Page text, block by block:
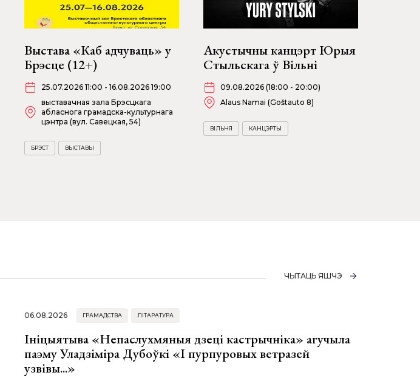
Выстава «Каб адчуваць» у
Брэсце (12+)
25.07.2026 11:00 - 16.08.2026 19:00
выставачная зала Брэсцкага
абласнога грамадска-культурнага
цэнтра (вул. Савецкая, 54)
БРЭСТ ВЫСТАВЫ
Акустычны канцэрт Юрыя
Стыльскага ў Вільні
09.08.2026 (18:00 - 20:00)
Alaus Namai (Goštauto 8)
ВІЛЬНЯ КАНЦЭРТЫ
ЧЫТАЦЬ ЯШЧЭ
06.08.2026 ГРАМАДСТВА ЛІТАРАТУРА
Ініцыятыва «Непаслухмяныя дзеці кастрычніка» агучыла
паэму Уладзіміра Дубоўкі «І пурпуровых ветразей
узвівы...»